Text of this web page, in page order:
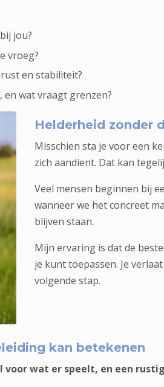
jou?
vroeg?
en stabiliteit?
en wat vraagt grenzen?
Helderheid zonder
Misschien sta je voor een
zich aandient. Dat kan
Veel mensen beginnen bij
wanneer we het concreet
blijven staan.
Mijn ervaring is dat de
je kunt toepassen. Je
volgende stap.
kan betekenen
wat er speelt, en een